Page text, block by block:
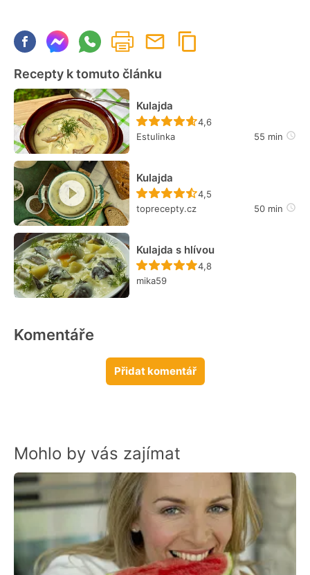
Recepty k tomuto článku
Kulajda
Recept ještě nebyl
4,6
Estulinka
55 min
Kulajda
Recept ještě nebyl
4,5
toprecepty.cz
50 min
Kulajda s hlívou
Recept ještě nebyl
4,8
mika59
Komentáře
Přidat komentář
Mohlo by vás zajímat